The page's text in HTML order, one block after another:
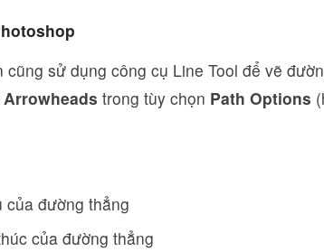
sử dụng công cụ Line Tool để vẽ
Arrowheads trong tùy chọn Path Options
của đường thẳng
của đường thẳng